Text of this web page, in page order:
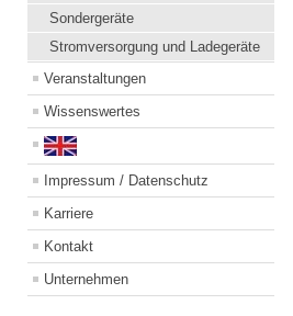
Sondergeräte
Stromversorgung und Ladegeräte
Veranstaltungen
Wissenswertes
Impressum / Datenschutz
Karriere
Kontakt
Unternehmen